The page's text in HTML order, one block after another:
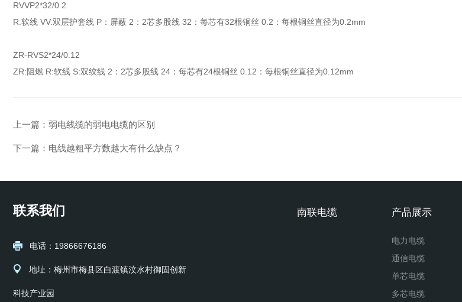
RVVP2*32/0.2
R:软线 VV:双层护套线 P：屏蔽 2：2芯多股线 32：每芯有32根铜丝 0.2：每根铜丝直径为0.2mm
ZR-RVS2*24/0.12
ZR:阻燃 R:软线 S:双绞线 2：2芯多股线 24：每芯有24根铜丝 0.12：每根铜丝直径为0.12mm
上一篇： 弱电线缆的弱电电缆的区别
下一篇： 电线越粗平方数越大有什么缺点？
联系我们
电话：19866676186
地址：梅州市梅县区白渡镇汶水村御固创新
科技产业园
南联电缆 产品展示
电力电缆
通信电缆
单芯电缆
多芯电缆